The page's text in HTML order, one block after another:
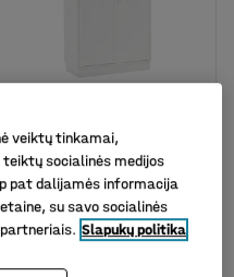
Spinta cheminėms
medžiagoms FORMULA,
2095x1000x450 mm
Prekės kodas:755200
veiktų tinkamai,
socialinės medijos
pat dalijamės informacija
su savo socialinės
Slapukų politika